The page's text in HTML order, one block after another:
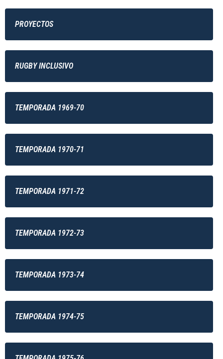
PROYECTOS
RUGBY INCLUSIVO
TEMPORADA 1969-70
TEMPORADA 1970-71
TEMPORADA 1971-72
TEMPORADA 1972-73
TEMPORADA 1973-74
TEMPORADA 1974-75